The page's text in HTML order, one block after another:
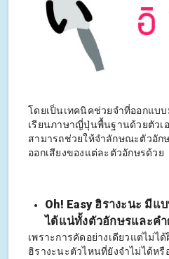
โดยเป็นเทคนิคช่วยจำที่ออกแบ
เรียนภาษาญี่ปุ่นพื้นฐานด้วยตัวเอ
สามารถช่วยให้จำลักษณะตัวอัก
ออกเสียงของแต่ละตัวอักษรด้วย
Oh! Easy ฮิรางะนะ มีแ
ได้แน่ทั้งตัวอักษรและค
เพราะการคัดอย่างเดียวแต่ไม่ไ
ฮิรางะนะตัวไหนที่ยังจำไม่ได้หรื